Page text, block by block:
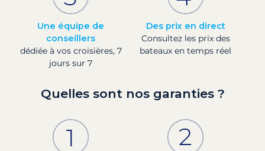
Une équipe de
conseillers
dédiée à vos croisières, 7
jours sur 7
Des prix en direct
Consultez les prix des
bateaux en temps réel
Quelles sont nos garanties ?